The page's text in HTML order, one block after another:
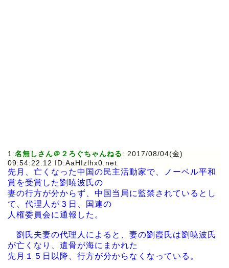
1:名無しさん＠２ろぐちゃんねる: 2017/08/04(金)
09:54:22.12 ID:AaHIzlhx0.net
先月、亡くなった中国の民主活動家で、ノーベル平和
賞を受賞した劉暁波氏の
妻の行方が分からず、中国当局に監禁されているとし
て、代理人が３日、国連の
人権委員会に通報した。
劉氏夫妻の代理人によると、妻の劉霞氏は劉暁波氏
が亡くなり、遺骨が海にまかれた
先月１５日以降、行方が分からなくなっている。